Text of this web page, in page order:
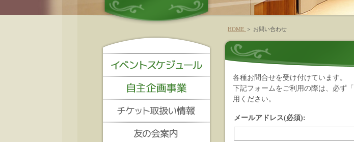
HOME ＞ お問い合わせ
各種お問合せを受け付けています。
下記フォームをご利用の際は、必ず「
用ください。
メールアドレス(必須):